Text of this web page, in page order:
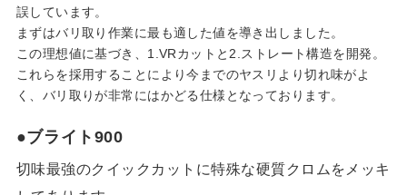
誤しています。
まずはバリ取り作業に最も適した値を導き出しました。
この理想値に基づき、1.VRカットと2.ストレート構造を開発。
これらを採用することにより今までのヤスリより切れ味がよ
く、バリ取りが非常にはかどる仕様となっております。
●ブライト900
切味最強のクイックカットに特殊な硬質クロムをメッキ